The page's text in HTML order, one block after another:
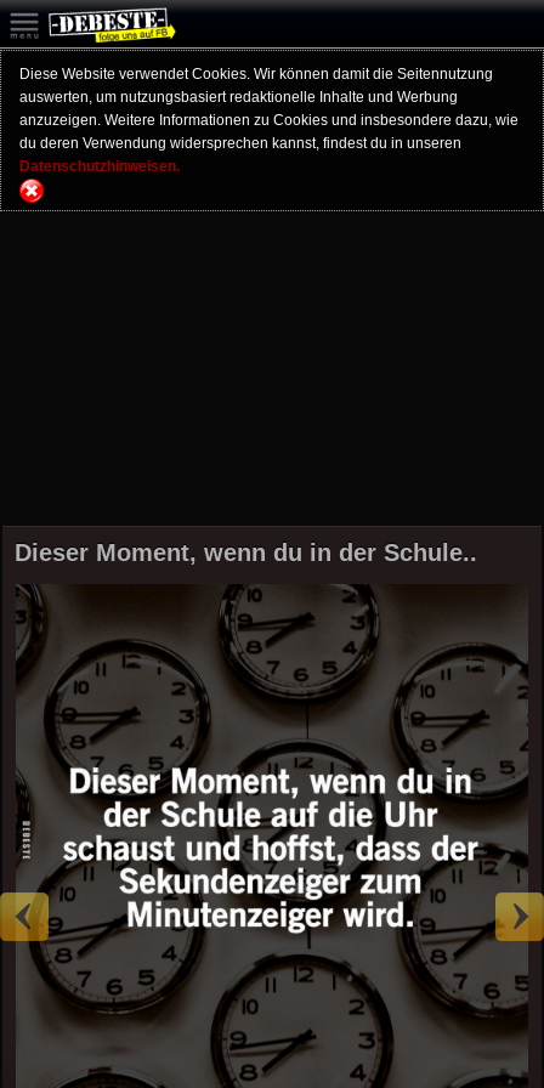
Diese Website verwendet Cookies. Wir können damit die Seitennutzung
auswerten, um nutzungsbasiert redaktionelle Inhalte und Werbung
anzuzeigen. Weitere Informationen zu Cookies und insbesondere dazu, wie
du deren Verwendung widersprechen kannst, findest du in unseren
Datenschutzhinweisen.
Dieser Moment, wenn du in der Schule..